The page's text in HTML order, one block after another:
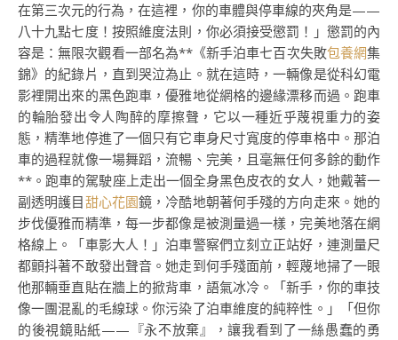
在第三次元的行為，在這裡，你的車體與停車線的夾角是——
八十九點七度！按照維度法則，你必須接受懲罰！」懲罰的內
容是：無限次觀看一部名為**《新手泊車七百次失敗包養網集
錦》的紀錄片，直到哭泣為止。就在這時，一輛像是從科幻電
影裡開出來的黑色跑車，優雅地從網格的邊緣漂移而過。跑車
的輪胎發出令人陶醉的摩擦聲，它以一種近乎蔑視重力的姿
態，精準地停進了一個只有它車身尺寸寬度的停車格中。那泊
車的過程就像一場舞蹈，流暢、完美，且毫無任何多餘的動作
**。跑車的駕駛座上走出一個全身黑色皮衣的女人，她戴著一
副透明護目甜心花園鏡，冷酷地朝著何手殘的方向走來。她的
步伐優雅而精準，每一步都像是被測量過一樣，完美地落在網
格線上。「車影大人！」泊車警察們立刻立正站好，連測量尺
都顫抖著不敢發出聲音。她走到何手殘面前，輕蔑地掃了一眼
他那輛垂直貼在牆上的掀背車，語氣冰冷。「新手，你的車技
像一團混亂的毛線球。你污染了泊車維度的純粹性。」「但你
的後視鏡貼紙——『永不放棄』，讓我看到了一絲愚蠢的勇